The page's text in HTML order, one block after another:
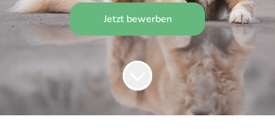
Jetzt bewerben